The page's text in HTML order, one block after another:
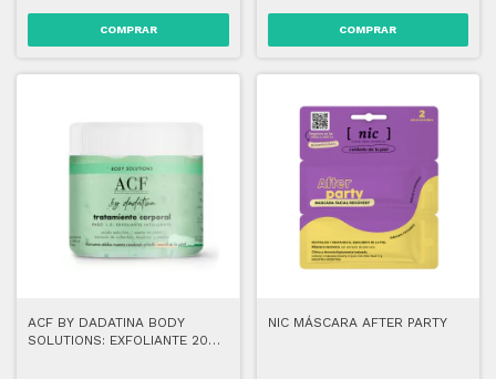
ACF BY DADATINA BODY
SOLUTIONS: EXFOLIANTE 200
NIC MÁSCARA AFTER PARTY